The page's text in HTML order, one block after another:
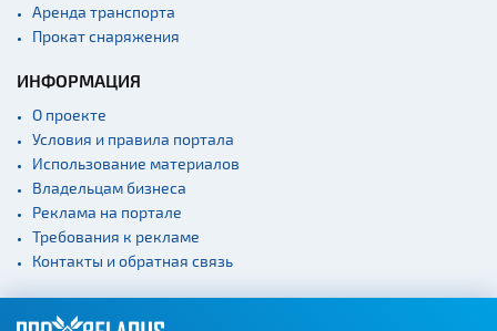
Костелы
Театры
Концертные залы
Начало и окончание
экскурсий: г. Минск
Спортивные
сооружения
Веломаршруты
Аэропорты
Аренда транспорта
Прокат снаряжения
ИНФОРМАЦИЯ
О проекте
Условия и правила портала
Использование материалов
Владельцам бизнеса
Реклама на портале
Требования к рекламе
Контакты и обратная связь